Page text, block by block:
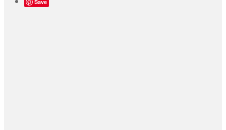
Save